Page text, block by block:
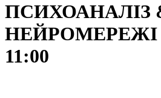
ПСИХОАНАЛІЗ
НЕЙРОМЕРЕЖІ
11:00